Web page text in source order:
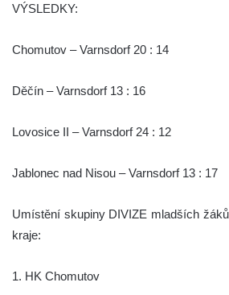
VÝSLEDKY:
Chomutov – Varnsdorf 20 : 14
Děčín – Varnsdorf 13 : 16
Lovosice II – Varnsdorf 24 : 12
Jablonec nad Nisou – Varnsdorf 13 : 17
Umístění skupiny DIVIZE mladších
kraje:
1. HK Chomutov